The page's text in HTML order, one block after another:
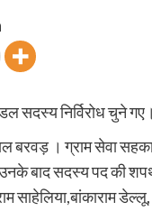
सदस्य निर्विरोध चुने गए।
बरवड़ । ग्राम सेवा
उनके बाद सदस्य पद की
साहेलिया,बांकाराम